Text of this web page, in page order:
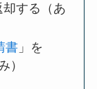
する（あ
書」を
）